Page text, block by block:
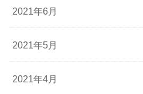
2021年6月
2021年5月
2021年4月